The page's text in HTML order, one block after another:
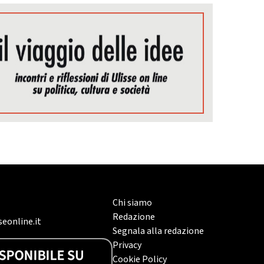
Chi siamo
Redazione
Segnala alla redazione
Privacy
Cookie Policy